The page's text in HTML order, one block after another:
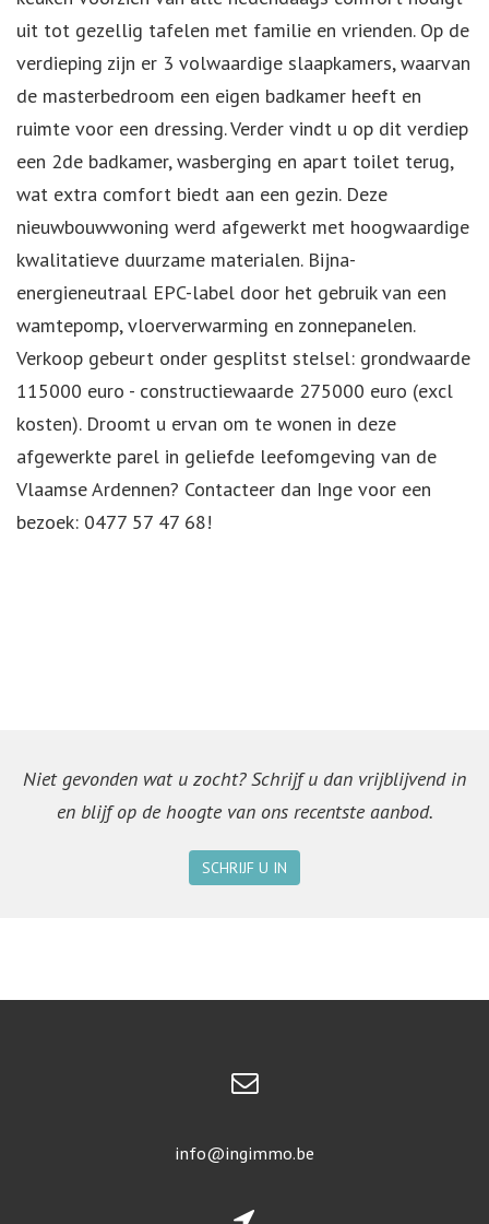
uit tot gezellig tafelen met familie en vrienden. Op de
verdieping zijn er 3 volwaardige slaapkamers, waarvan
de masterbedroom een eigen badkamer heeft en
ruimte voor een dressing. Verder vindt u op dit verdiep
een 2de badkamer, wasberging en apart toilet terug,
wat extra comfort biedt aan een gezin. Deze
nieuwbouwwoning werd afgewerkt met hoogwaardige
kwalitatieve duurzame materialen. Bijna-
energieneutraal EPC-label door het gebruik van een
wamtepomp, vloerverwarming en zonnepanelen.
Verkoop gebeurt onder gesplitst stelsel: grondwaarde
115000 euro - constructiewaarde 275000 euro (excl
kosten). Droomt u ervan om te wonen in deze
afgewerkte parel in geliefde leefomgeving van de
Vlaamse Ardennen? Contacteer dan Inge voor een
bezoek: 0477 57 47 68!
Niet gevonden wat u zocht? Schrijf u dan vrijblijvend in
en blijf op de hoogte van ons recentste aanbod.
SCHRIJF U IN
info@ingimmo.be